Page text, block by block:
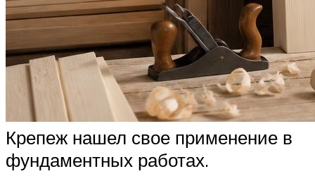
Крепеж нашел свое применение в
фундаментных работах.